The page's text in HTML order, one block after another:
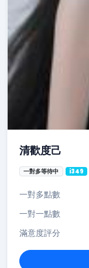
清歡度己
一對多等待中 i349
一對多點數
一對一點數
滿意度評分